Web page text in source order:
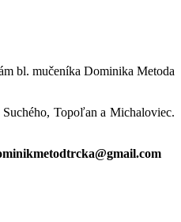
bl. mučeníka Dominika Metoda
Topoľan a Michaloviec.